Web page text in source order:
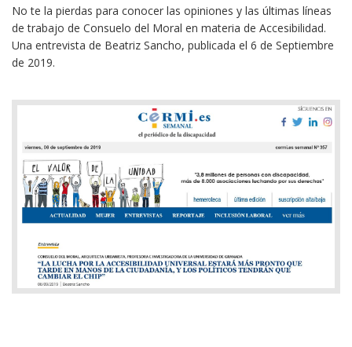
No te la pierdas para conocer las opiniones y las últimas líneas
de trabajo de Consuelo del Moral en materia de Accesibilidad.
Una entrevista de Beatriz Sancho, publicada el 6 de Septiembre
de 2019.